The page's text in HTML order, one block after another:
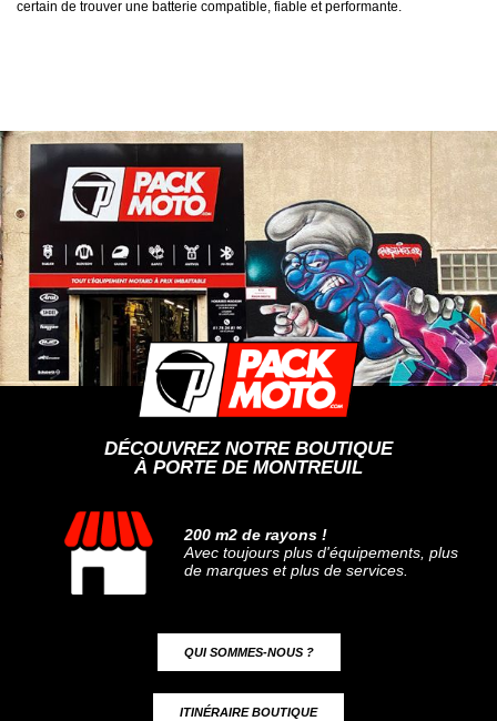
certain de trouver une batterie compatible, fiable et performante.
DÉCOUVREZ NOTRE BOUTIQUE
À PORTE DE MONTREUIL
200 m2 de rayons !
Avec toujours plus d'équipements, plus
de marques et plus de services.
QUI SOMMES-NOUS ?
ITINÉRAIRE BOUTIQUE